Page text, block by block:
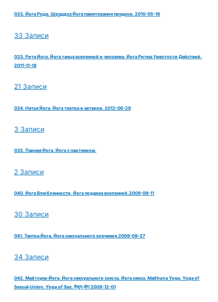
033. Йога Рода. Шраддха Йога памятования предков. 2010-05-16
33 Записи
033. Рита Йога. Йога танца вселенной и человека. Йога Ритма Уместости Действий.
2011-11-18
21 Записи
034. Натья Йога. Йога театра и актеров. 2012-06-29
3 Записи
035. Парная Йога. Йога с партнером.
2 Записи
040. Йога Влюбленности. Йога подарка вселенной.2009-09-11
30 Записи
041. Тантра Йога. Йога сексуального влечения.2009-09-27
34 Записи
042. Майтхуна-Йога. Йога сексуального союза. Йога секса. Maithuna Yoga. Yoga of
Sexual-Union. Yoga of Sex. मैथुन-योग 2009-12-01